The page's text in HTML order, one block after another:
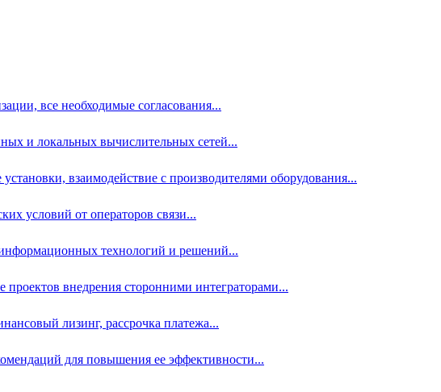
все необходимые согласования...
и локальных вычислительных сетей...
взаимодействие с производителями оборудования...
условий от операторов связи...
информационных технологий и решений...
внедрения сторонними интеграторами...
лизинг, рассрочка платежа...
для повышения ее эффективности...